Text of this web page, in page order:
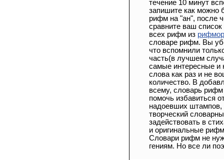
течение 10 минут
запишите как можно
рифм на "ан", после
сравните ваш
всех рифм из
словаре рифм. Вы
что вспомнили
часть(в лучшем
самые интересные и
слова как раз и не
количество. В
всему, словарь
помочь избавиться
надоевших штампов,
творческий
задействовать в
и оригинальные
Словари рифм не
гениям. Но все ли